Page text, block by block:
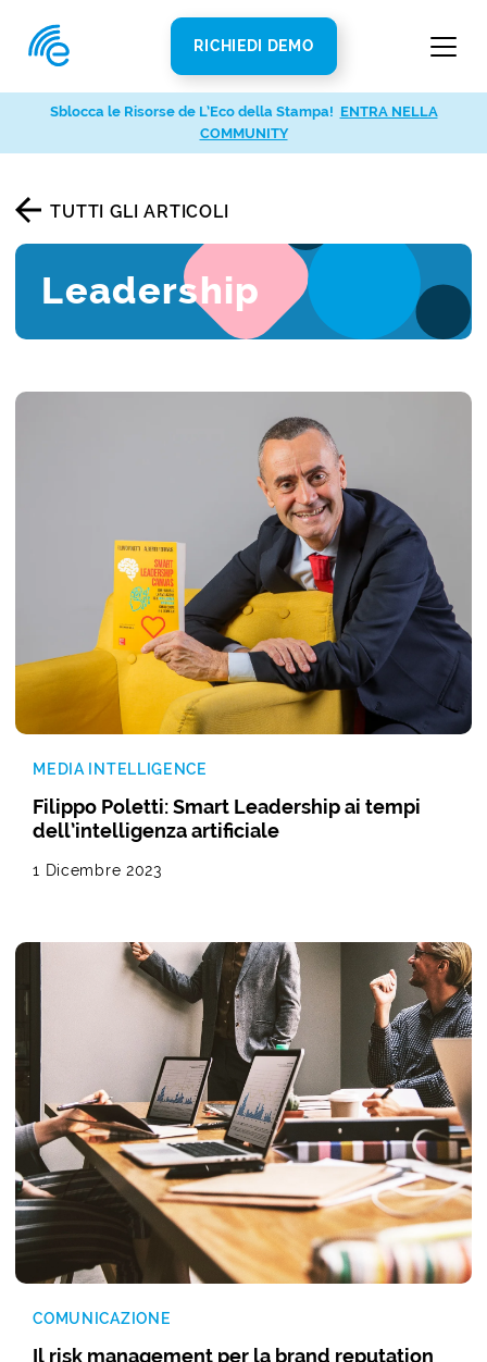
RICHIEDI DEMO
TUTTI GLI ARTICOLI
Leadership
MEDIA INTELLIGENCE
Filippo Poletti: Smart Leadership ai tempi
dell’intelligenza artificiale
1 Dicembre 2023
COMUNICAZIONE
Il risk management per la brand reputation
Sblocca le Risorse de L’Eco della Stampa! ENTRA NELLA
COMMUNITY